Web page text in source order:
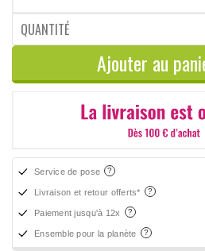
QUANTITÉ
Ajouter au
Service de pose
Livraison et retour offerts*
Paiement jusqu'à 12x
Ensemble pour la planète